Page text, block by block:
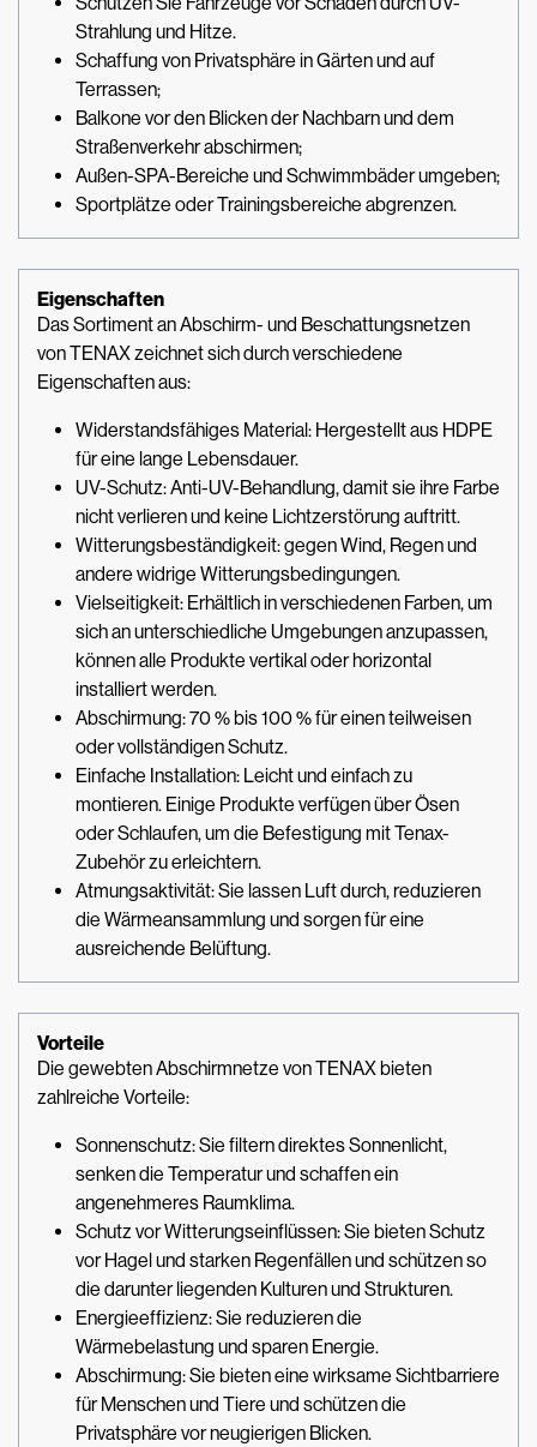
Strahlung und Hitze.
Schaffung von Privatsphäre in Gärten und auf
Terrassen;
Balkone vor den Blicken der Nachbarn und dem
Straßenverkehr abschirmen;
Außen-SPA-Bereiche und Schwimmbäder umgeben;
Sportplätze oder Trainingsbereiche abgrenzen.
Eigenschaften
Das Sortiment an Abschirm- und Beschattungsnetzen
von TENAX zeichnet sich durch verschiedene
Eigenschaften aus:
Widerstandsfähiges Material: Hergestellt aus HDPE
für eine lange Lebensdauer.
UV-Schutz: Anti-UV-Behandlung, damit sie ihre Farbe
nicht verlieren und keine Lichtzerstörung auftritt.
Witterungsbeständigkeit: gegen Wind, Regen und
andere widrige Witterungsbedingungen.
Vielseitigkeit: Erhältlich in verschiedenen Farben, um
sich an unterschiedliche Umgebungen anzupassen,
können alle Produkte vertikal oder horizontal
installiert werden.
Abschirmung: 70 % bis 100 % für einen teilweisen
oder vollständigen Schutz.
Einfache Installation: Leicht und einfach zu
montieren. Einige Produkte verfügen über Ösen
oder Schlaufen, um die Befestigung mit Tenax-
Zubehör zu erleichtern.
Atmungsaktivität: Sie lassen Luft durch, reduzieren
die Wärmeansammlung und sorgen für eine
ausreichende Belüftung.
Vorteile
Die gewebten Abschirmnetze von TENAX bieten
zahlreiche Vorteile:
Sonnenschutz: Sie filtern direktes Sonnenlicht,
senken die Temperatur und schaffen ein
angenehmeres Raumklima.
Schutz vor Witterungseinflüssen: Sie bieten Schutz
vor Hagel und starken Regenfällen und schützen so
die darunter liegenden Kulturen und Strukturen.
Energieeffizienz: Sie reduzieren die
Wärmebelastung und sparen Energie.
Abschirmung: Sie bieten eine wirksame Sichtbarriere
für Menschen und Tiere und schützen die
Privatsphäre vor neugierigen Blicken.